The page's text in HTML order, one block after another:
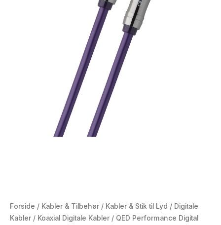
Forside / Kabler & Tilbehør / Kabler & Stik til Lyd / Digitale
Kabler / Koaxial Digitale Kabler / QED Performance Digital